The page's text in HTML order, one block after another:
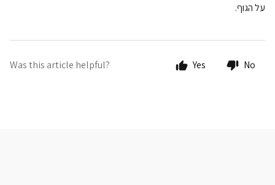
על הגוף.
Was this article helpful? Yes No